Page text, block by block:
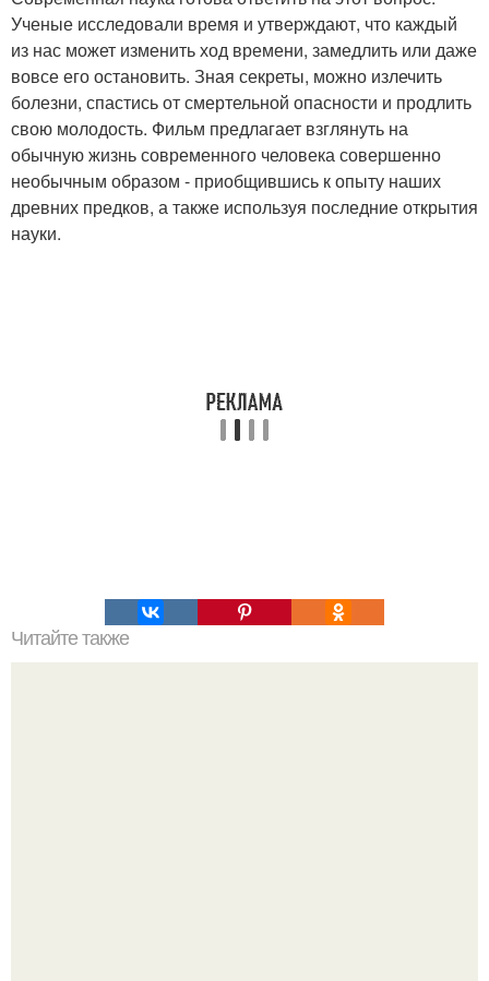
Ученые исследовали время и утверждают, что каждый
из нас может изменить ход времени, замедлить или даже
вовсе его остановить. Зная секреты, можно излечить
болезни, спастись от смертельной опасности и продлить
свою молодость. Фильм предлагает взглянуть на
обычную жизнь современного человека совершенно
необычным образом - приобщившись к опыту наших
древних предков, а также используя последние открытия
науки.
Читайте также